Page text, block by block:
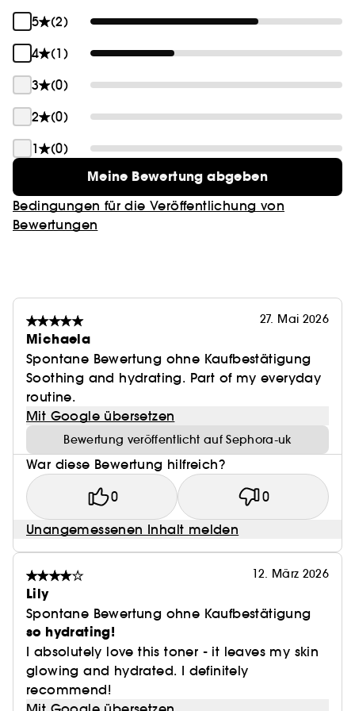
5
(2)
4
(1)
3
(0)
2
(0)
1
(0)
Meine Bewertung abgeben
Bedingungen für die Veröffentlichung von
Bewertungen
27. Mai 2026
Michaela
Spontane Bewertung ohne Kaufbestätigung
Soothing and hydrating. Part of my everyday
routine.
Mit Google übersetzen
Bewertung veröffentlicht auf Sephora-uk
War diese Bewertung hilfreich?
0 0
Unangemessenen Inhalt melden
12. März 2026
Lily
Spontane Bewertung ohne Kaufbestätigung
so hydrating!
I absolutely love this toner - it leaves my skin
glowing and hydrated. I definitely
recommend!